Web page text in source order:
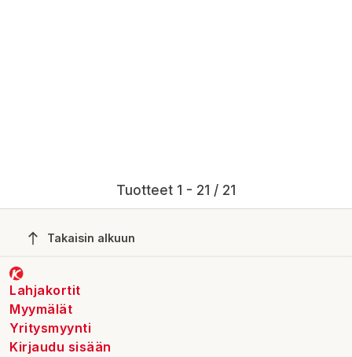
Tuotteet 1 - 21 / 21
Takaisin alkuun
Lahjakortit
Myymälät
Yritysmyynti
Kirjaudu sisään